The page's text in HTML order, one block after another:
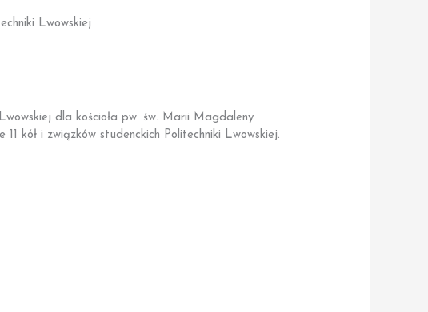
Lwowskiej
dla kościoła pw. św. Marii Magdaleny
kół i związków studenckich Politechniki Lwowskiej.